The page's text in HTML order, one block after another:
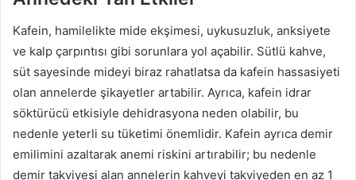
Kafein, hamilelikte mide ekşimesi, uykusuzluk, anksiyete
ve kalp çarpıntısı gibi sorunlara yol açabilir. Sütlü kahve,
süt sayesinde mideyi biraz rahatlatsa da kafein hassasiyeti
olan annelerde şikayetler artabilir. Ayrıca, kafein idrar
söktürücü etkisiyle dehidrasyona neden olabilir, bu
nedenle yeterli su tüketimi önemlidir. Kafein ayrıca demir
emilimini azaltarak anemi riskini artırabilir; bu nedenle
demir takviyesi alan annelerin kahveyi takviyeden en az 1